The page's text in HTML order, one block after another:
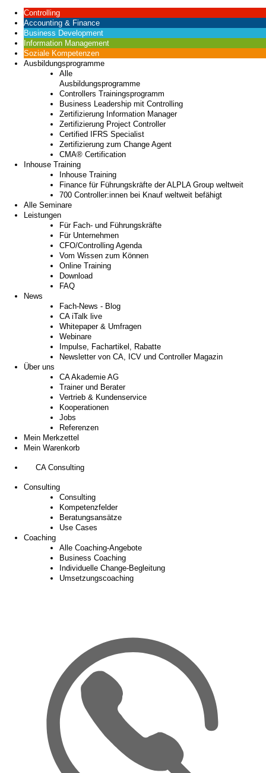
Controlling
Accounting & Finance
Business Development
Information Management
Soziale Kompetenzen
Ausbildungsprogramme
Alle
Ausbildungsprogramme
Controllers Trainingsprogramm
Business Leadership mit Controlling
Zertifizierung Information Manager
Zertifizierung Project Controller
Certified IFRS Specialist
Zertifizierung zum Change Agent
CMA® Certification
Inhouse Training
Inhouse Training
Finance für Führungskräfte der ALPLA Group weltweit
700 Controller:innen bei Knauf weltweit befähigt
Alle Seminare
Leistungen
Für Fach- und Führungskräfte
Für Unternehmen
CFO/Controlling Agenda
Vom Wissen zum Können
Online Training
Download
FAQ
News
Fach-News - Blog
CA iTalk live
Whitepaper & Umfragen
Webinare
Impulse, Fachartikel, Rabatte
Newsletter von CA, ICV und Controller Magazin
Über uns
CA Akademie AG
Trainer und Berater
Vertrieb & Kundenservice
Kooperationen
Jobs
Referenzen
Mein Merkzettel
Mein Warenkorb
CA Consulting
Consulting
Consulting
Kompetenzfelder
Beratungsansätze
Use Cases
Coaching
Alle Coaching-Angebote
Business Coaching
Individuelle Change-Begleitung
Umsetzungscoaching